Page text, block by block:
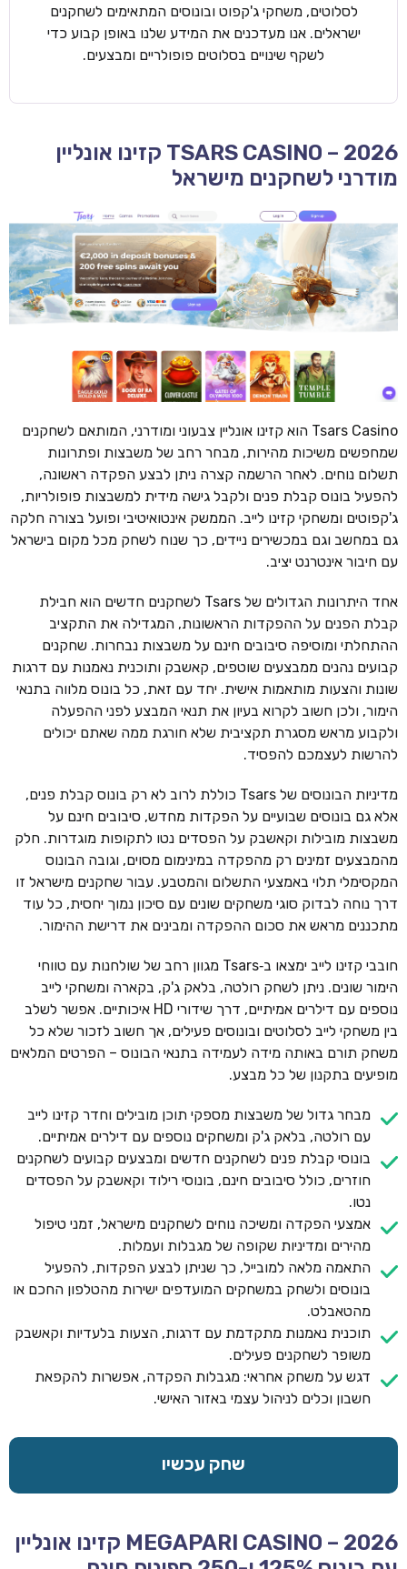
לסלוטים, משחקי ג'קפוט ובונוסים המתאימים לשחקנים
ישראלים. אנו מעדכנים את המידע שלנו באופן קבוע כדי
לשקף שינויים בסלוטים פופולריים ומבצעים.
TSARS CASINO – 2026 קזינו אונליין
מודרני לשחקנים מישראל
Tsars Casino הוא קזינו אונליין צבעוני ומודרני, המותאם לשחקנים
שמחפשים משיכות מהירות, מבחר רחב של משבצות ופתרונות
תשלום נוחים. לאחר הרשמה קצרה ניתן לבצע הפקדה ראשונה,
להפעיל בונוס קבלת פנים ולקבל גישה מידית למשבצות פופולריות,
ג'קפוטים ומשחקי קזינו לייב. הממשק אינטואיטיבי ופועל בצורה חלקה
גם במחשב וגם במכשירים ניידים, כך שנוח לשחק מכל מקום בישראל
עם חיבור אינטרנט יציב.
אחד היתרונות הגדולים של Tsars לשחקנים חדשים הוא חבילת
קבלת הפנים על ההפקדות הראשונות, המגדילה את התקציב
ההתחלתי ומוסיפה סיבובים חינם על משבצות נבחרות. שחקנים
קבועים נהנים ממבצעים שוטפים, קאשבק ותוכנית נאמנות עם דרגות
שונות והצעות מותאמות אישית. יחד עם זאת, כל בונוס מלווה בתנאי
הימור, ולכן חשוב לקרוא בעיון את תנאי המבצע לפני ההפעלה
ולקבוע מראש מסגרת תקציבית שלא חורגת ממה שאתם יכולים
להרשות לעצמכם להפסיד.
מדיניות הבונוסים של Tsars כוללת לרוב לא רק בונוס קבלת פנים,
אלא גם בונוסים שבועיים על הפקדות מחדש, סיבובים חינם על
משבצות מובילות וקאשבק על הפסדים נטו לתקופות מוגדרות. חלק
מהמבצעים זמינים רק מהפקדה במינימום מסוים, וגובה הבונוס
המקסימלי תלוי באמצעי התשלום והמטבע. עבור שחקנים מישראל זו
דרך נוחה לבדוק סוגי משחקים שונים עם סיכון נמוך יחסית, כל עוד
מתכננים מראש את סכום ההפקדה ומבינים את דרישת ההימור.
חובבי קזינו לייב ימצאו ב‑Tsars מגוון רחב של שולחנות עם טווחי
הימור שונים. ניתן לשחק רולטה, בלאק ג'ק, בקארה ומשחקי לייב
נוספים עם דילרים אמיתיים, דרך שידורי HD איכותיים. אפשר לשלב
בין משחקי לייב לסלוטים ובונוסים פעילים, אך חשוב לזכור שלא כל
משחק תורם באותה מידה לעמידה בתנאי הבונוס – הפרטים המלאים
מופיעים בתקנון של כל מבצע.
מבחר גדול של משבצות מספקי תוכן מובילים וחדר קזינו לייב
עם רולטה, בלאק ג'ק ומשחקים נוספים עם דילרים אמיתיים.
בונוסי קבלת פנים לשחקנים חדשים ומבצעים קבועים לשחקנים
חוזרים, כולל סיבובים חינם, בונוסי רילוד וקאשבק על הפסדים
נטו.
אמצעי הפקדה ומשיכה נוחים לשחקנים מישראל, זמני טיפול
מהירים ומדיניות שקופה של מגבלות ועמלות.
התאמה מלאה למובייל, כך שניתן לבצע הפקדות, להפעיל
בונוסים ולשחק במשחקים המועדפים ישירות מהטלפון החכם או
מהטאבלט.
תוכנית נאמנות מתקדמת עם דרגות, הצעות בלעדיות וקאשבק
משופר לשחקנים פעילים.
דגש על משחק אחראי: מגבלות הפקדה, אפשרות להקפאת
חשבון וכלים לניהול עצמי באזור האישי.
שחק עכשיו
MEGAPARI CASINO – 2026 קזינו אונליין